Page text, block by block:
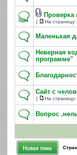
Проверка
[ На страницу:
Маленькая
Неверная
программе"
Сайт с
[ На страницу:
Вопрос